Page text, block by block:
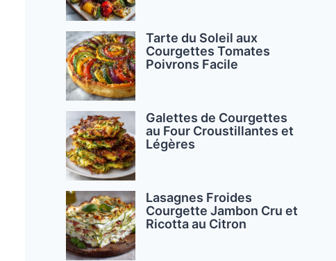
Tarte du Soleil aux
Courgettes Tomates
Poivrons Facile
Galettes de Courgettes
au Four Croustillantes et
Légères
Lasagnes Froides
Courgette Jambon Cru et
Ricotta au Citron